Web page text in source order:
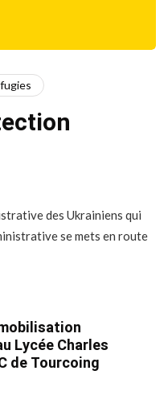
des Ukrainiens qui
se mets en route
Lycée Charles
de Tourcoing